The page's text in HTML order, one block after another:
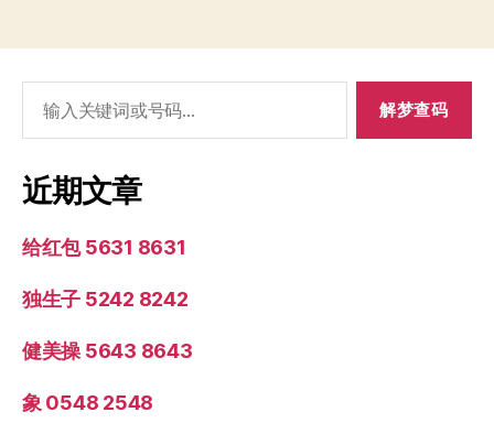
索：
近期文章
给红包 5631 8631
独生子 5242 8242
健美操 5643 8643
象 0548 2548